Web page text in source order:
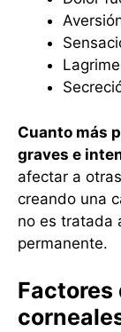
Cuanto más
graves e
afectar a
creando una
no es tratada
permanente.
Factores